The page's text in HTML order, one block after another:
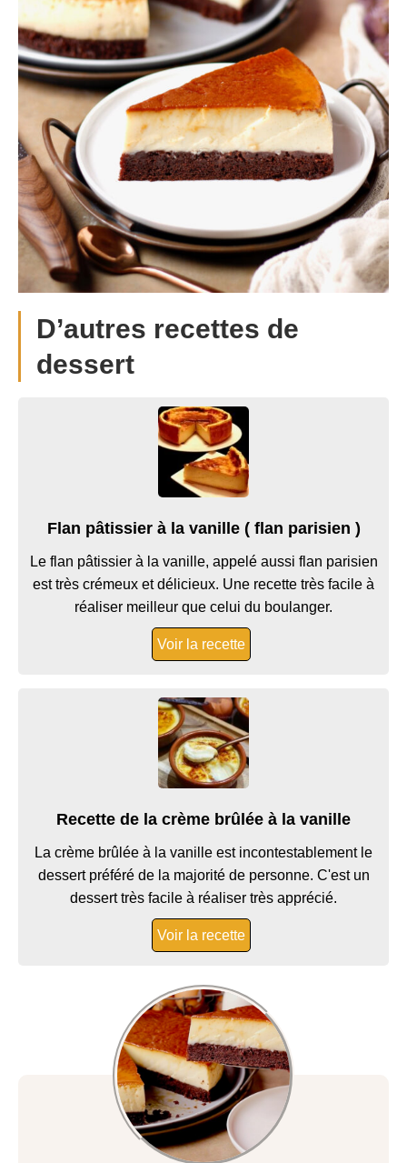
D’autres recettes de
dessert
Flan pâtissier à la vanille ( flan parisien )
Le flan pâtissier à la vanille, appelé aussi flan parisien
est très crémeux et délicieux. Une recette très facile à
réaliser meilleur que celui du boulanger.
Voir la recette
Recette de la crème brûlée à la vanille
La crème brûlée à la vanille est incontestablement le
dessert préféré de la majorité de personne. C'est un
dessert très facile à réaliser très apprécié.
Voir la recette